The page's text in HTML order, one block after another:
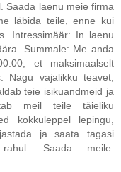
Saada laenu meie firma
läbida teile, enne kui
Intressimäär: In laenu
Summale: Me anda
et maksimaalselt
Nagu vajalikku teavet,
teie isikuandmeid ja
meil teile täieliku
kokkuleppel lepingu,
ja saata tagasi
Saada meile: